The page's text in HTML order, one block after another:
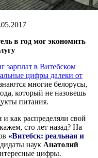
в год мог экономить
зарплат в Витебском
цифры далеки от
многие белорусы,
который не назовешь
питания.
и как распределяли свой
сто лет назад? На
«Витебск: реальная и
наук Анатолий
цифры.